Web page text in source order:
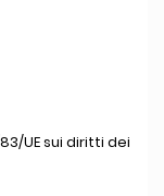
UE sui diritti dei